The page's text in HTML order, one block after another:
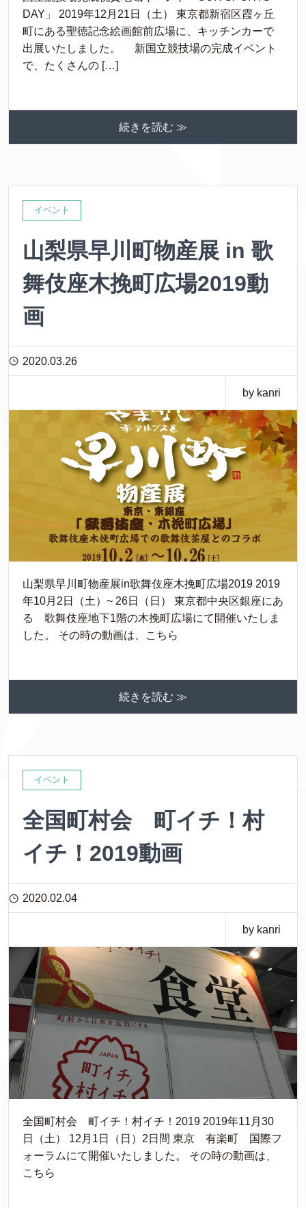
DAY」 2019年12月21日（土） 東京都新宿区霞ヶ丘
町にある聖徳記念絵画館前広場に、キッチンカーで
出展いたしました。 新国立競技場の完成イベント
で、たくさんの […]
続きを読む ≫
イベント
山梨県早川町物産展 in 歌
舞伎座木挽町広場2019動
画
2020.03.26
by kanri
山梨県早川町物産展in歌舞伎座木挽町広場2019 2019
年10月2日（土）~ 26日（日） 東京都中央区銀座にあ
る 歌舞伎座地下1階の木挽町広場にて開催いたしま
した。 その時の動画は、こちら
続きを読む ≫
イベント
全国町村会 町イチ！村
イチ！2019動画
2020.02.04
by kanri
全国町村会 町イチ！村イチ！2019 2019年11月30
日（土） 12月1日（日）2日間 東京 有楽町 国際フ
ォーラムにて開催いたしました。 その時の動画は、
こちら